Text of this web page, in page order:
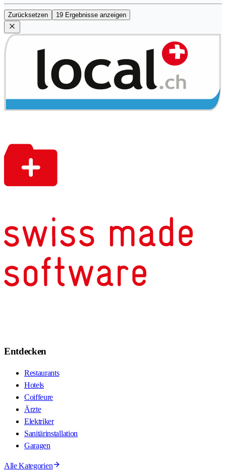
Zurücksetzen 19 Ergebnisse anzeigen
Entdecken
Restaurants
Hotels
Coiffeure
Ärzte
Elektriker
Sanitärinstallation
Garagen
Alle Kategorien